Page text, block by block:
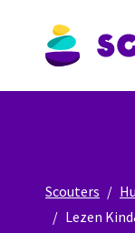
Scouters
Lezen